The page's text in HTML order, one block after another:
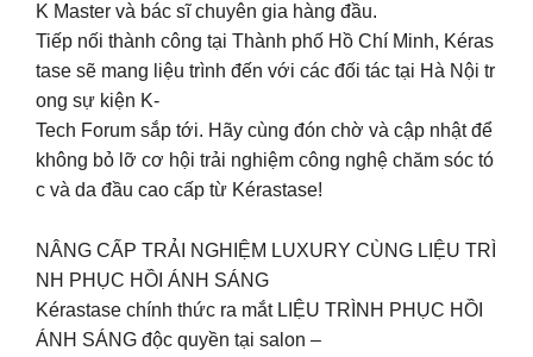
K Master và bác sĩ chuyên gia hàng đầu.
Tiếp nối thành công tại Thành phố Hồ Chí Minh, Kéras
tase sẽ mang liệu trình đến với các đối tác tại Hà Nội tr
ong sự kiện K-
Tech Forum sắp tới. Hãy cùng đón chờ và cập nhật để
không bỏ lỡ cơ hội trải nghiệm công nghệ chăm sóc tó
c và da đầu cao cấp từ Kérastase!
NÂNG CẤP TRẢI NGHIỆM LUXURY CÙNG LIỆU TRÌ
NH PHỤC HỒI ÁNH SÁNG
Kérastase chính thức ra mắt LIỆU TRÌNH PHỤC HỒI
ÁNH SÁNG độc quyền tại salon –